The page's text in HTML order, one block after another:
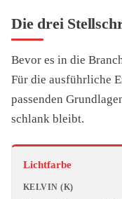
Die drei
Bevor es in die
Für die ausführliche
passenden
schlank bleibt.
Lichtfarbe
KELVIN (K)